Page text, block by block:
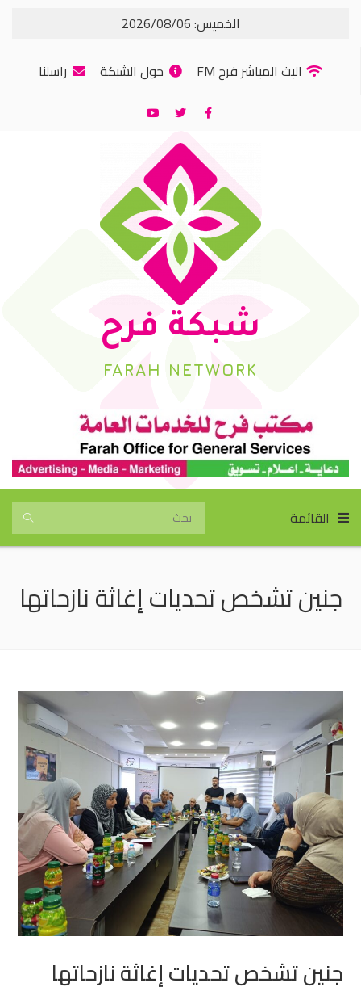
الخميس: 2026/08/06
البث المباشر فرح FM
حول الشبكة راسلنا
شبكة فرح
FARAH NETWORK
القائمة
جنين تشخص تحديات إغاثة نازحاتها
جنين تشخص تحديات إغاثة نازحاتها